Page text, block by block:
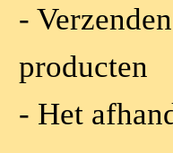
-
producten
- Het